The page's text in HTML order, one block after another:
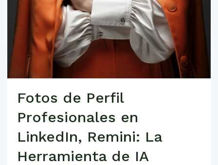
Fotos de Perfil
Profesionales en
LinkedIn, Remini: La
Herramienta de IA